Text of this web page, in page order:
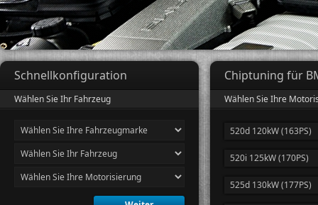
Chiptuning für
Wählen Sie Ihre
520d 120kW (163PS)
520i 125kW (170PS)
525d 130kW (177PS)
Schnellkonfiguration
Wählen Sie Ihr Fahrzeug